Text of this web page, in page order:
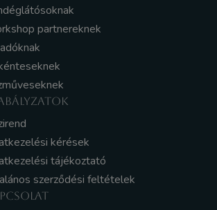
partnereknek
kérések
tájékoztató
szerződési feltételek